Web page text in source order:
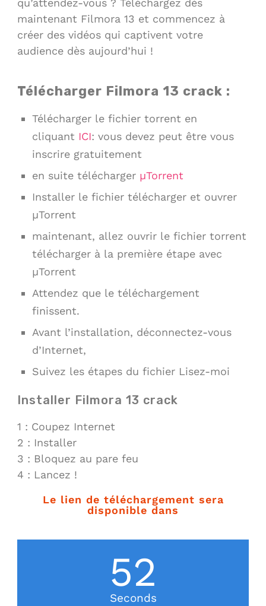
qu’attendez-vous ? Téléchargez dès
maintenant Filmora 13 et commencez à
créer des vidéos qui captivent votre
audience dès aujourd’hui !
Télécharger Filmora 13 crack :
Télécharger le fichier torrent en
cliquant ICI: vous devez peut être vous
inscrire gratuitement
en suite télécharger µTorrent
Installer le fichier télécharger et ouvrer
µTorrent
maintenant, allez ouvrir le fichier torrent
télécharger à la première étape avec
µTorrent
Attendez que le téléchargement
finissent.
Avant l’installation, déconnectez-vous
d’Internet,
Suivez les étapes du fichier Lisez-moi
Installer Filmora 13 crack
1 : Coupez Internet
2 : Installer
3 : Bloquez au pare feu
4 : Lancez !
Le lien de téléchargement sera
disponible dans
51
Seconds